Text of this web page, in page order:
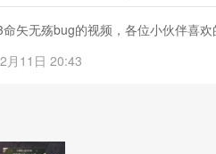
矢无殇bug的视频，各位小伙伴喜
月11日 20:43